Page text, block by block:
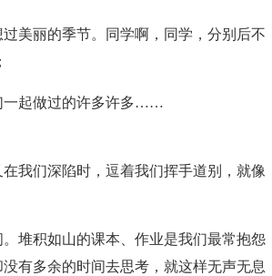
美丽的季节。同学啊，同学，分别后不
一起做过的许多许多……
我们深陷时，逗着我们挥手道别，就像
堆积如山的课本、作业是我们最常抱怨
有多余的时间去思考，就这样无声无息